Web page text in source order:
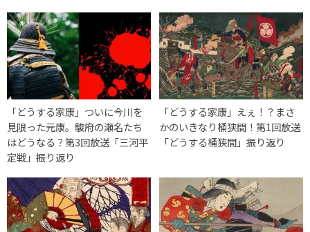
「どうする家康」ついに今川を
見限った元康。駿府の瀬名たち
はどうなる？第3回放送「三河平
定戦」振り返り
「どうする家康」えぇ！？まさ
かのいきなり桶狭間！第1回放送
「どうする桶狭間」振り返り